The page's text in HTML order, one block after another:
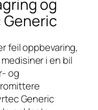
og
feil oppbevaring,
i en bil
og
Generic